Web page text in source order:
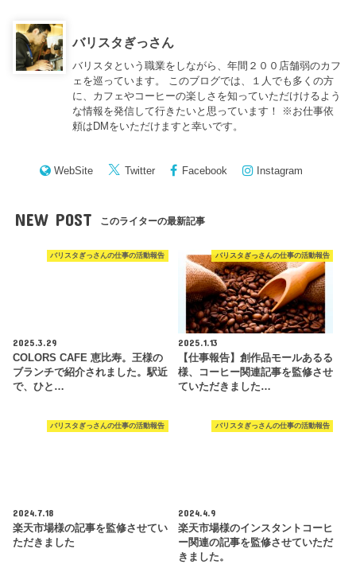
バリスタぎっさん
バリスタという職業をしながら、年間２００店舗弱のカフ
ェを巡っています。 このブログでは、１人でも多くの方
に、カフェやコーヒーの楽しさを知っていただけけるよう
な情報を発信して行きたいと思っています！ ※お仕事依
頼はDMをいただけますと幸いです。
WebSite Twitter Facebook Instagram
NEW POST このライターの最新記事
バリスタぎっさんの仕事の活動報告
2025.3.29
COLORS CAFE 恵比寿。王様の
ブランチで紹介されました。駅近
で、ひと…
バリスタぎっさんの仕事の活動報告
2025.1.13
【仕事報告】創作品モールあるる
様、コーヒー関連記事を監修させ
ていただきました…
バリスタぎっさんの仕事の活動報告
2024.7.18
楽天市場様の記事を監修させてい
ただきました
バリスタぎっさんの仕事の活動報告
2024.4.9
楽天市場様のインスタントコーヒ
ー関連の記事を監修させていただ
きました。